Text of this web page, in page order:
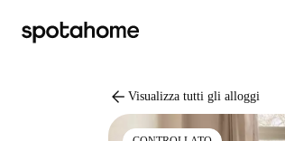
arrow_back Visualizza tutti gli alloggi